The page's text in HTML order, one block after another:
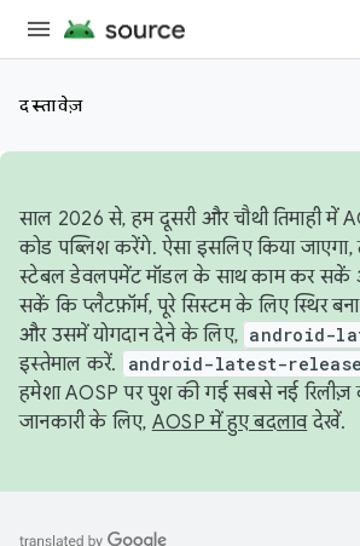
दस्तावेज़
साल 2026 से, हम दूसरी और चौथी तिमाही में
कोड पब्लिश करेंगे. ऐसा इसलिए किया
स्टेबल डेवलपमेंट मॉडल के साथ काम कर सकें
सकें कि प्लैटफ़ॉर्म, पूरे सिस्टम के लिए स्थिर
और उसमें योगदान देने के लिए, android-
इस्तेमाल करें.
android-latest-release
हमेशा AOSP पर पुश की गई सबसे नई रिलीज़
जानकारी के लिए, AOSP में हुए बदलावदेखें.